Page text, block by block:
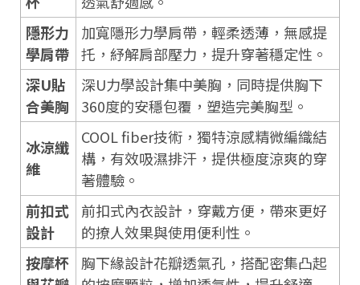
隱形力
學肩帶
加寬隱形力學肩帶，輕柔透薄，無感提
托，紓解肩部壓力，提升穿著穩定性。
深U貼
合美胸
深U力學設計集中美胸，同時提供胸下
360度的安穩包覆，塑造完美胸型。
冰涼纖
維
COOL fiber技術，獨特涼感精微編織結
構，有效吸濕排汗，提供極度涼爽的穿
著體驗。
前扣式
設計
前扣式內衣設計，穿戴方便，帶來更好
的撩人效果與使用便利性。
按摩杯
胸下緣設計花瓣透氣孔，搭配密集凸起